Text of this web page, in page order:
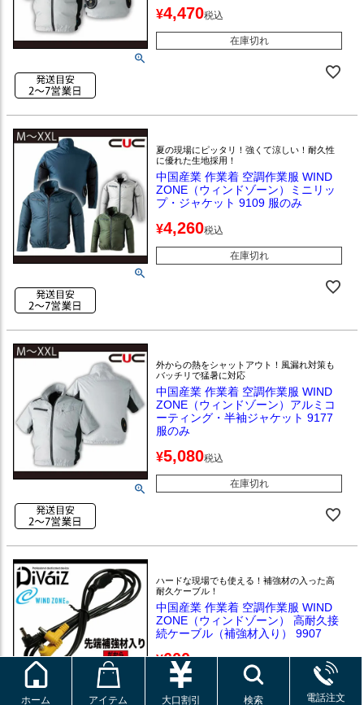
¥4,470税込
在庫切れ
夏の現場にピッタリ！強くて涼しい！耐久性
に優れた生地採用！
中国産業 作業着 空調作業服 WIND
ZONE（ウィンドゾーン）ミニリッ
プ・ジャケット 9109 服のみ
¥4,260税込
在庫切れ
外からの熱をシャットアウト！風漏れ対策も
バッチリで猛暑に対応
中国産業 作業着 空調作業服 WIND
ZONE（ウィンドゾーン）アルミコ
ーティング・半袖ジャケット 9177
服のみ
¥5,080税込
在庫切れ
ハードな現場でも使える！補強材の入った高
耐久ケーブル！
中国産業 作業着 空調作業服 WIND
ZONE（ウィンドゾーン） 高耐久接
続ケーブル（補強材入り） 9907
¥600税込
在庫切れ
ホーム
アイテム 大口割引 検索 電話注文